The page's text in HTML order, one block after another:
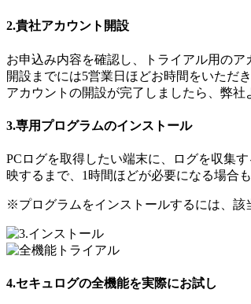
2.貴社アカウント開設
お申込み内容を確認し、トライアル用のア
開設までには5営業日ほどお時間をいただき
アカウントの開設が完了しましたら、弊社
3.専用プログラムのインストール
PCログを取得したい端末に、ログを収集
映するまで、1時間ほどが必要になる場合も
※プログラムをインストールするには、該
4.セキュログの全機能を実際にお試し